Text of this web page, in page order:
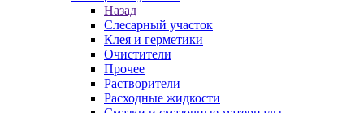
Назад
Слесарный участок
Клея и герметики
Очистители
Прочее
Растворители
Расходные жидкости